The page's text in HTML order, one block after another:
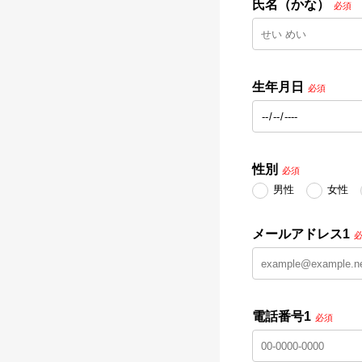
氏名（かな） 必須
生年月日 必須
性別 必須
男性 女性
メールアドレス1
電話番号1 必須